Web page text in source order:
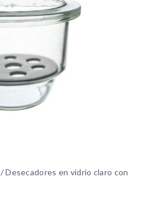
/ Desecadores en vidrio claro con